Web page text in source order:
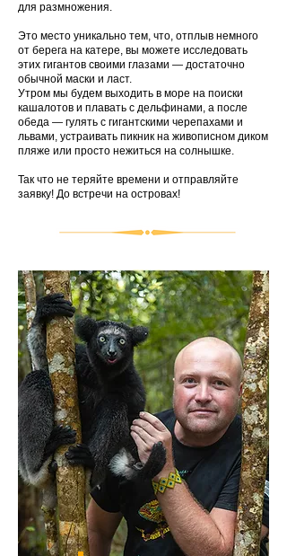
для размножения.
Это место уникально тем, что, отплыв немного
от берега на катере, вы можете исследовать
этих гигантов своими глазами — достаточно
обычной маски и ласт.
Утром мы будем выходить в море на поиски
кашалотов и плавать с дельфинами, а после
обеда — гулять с гигантскими черепахами и
львами, устраивать пикник на живописном диком
пляже или просто нежиться на солнышке.
Так что не теряйте времени и отправляйте
заявку! До встречи на островах!